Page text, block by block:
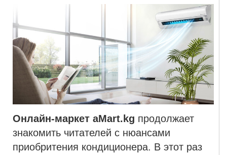
Онлайн-маркет aMart.kg продолжает
знакомить читателей с нюансами
приобритения кондиционера. В этот раз